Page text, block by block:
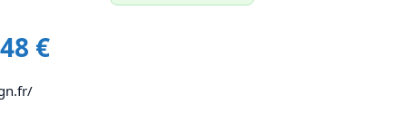
€